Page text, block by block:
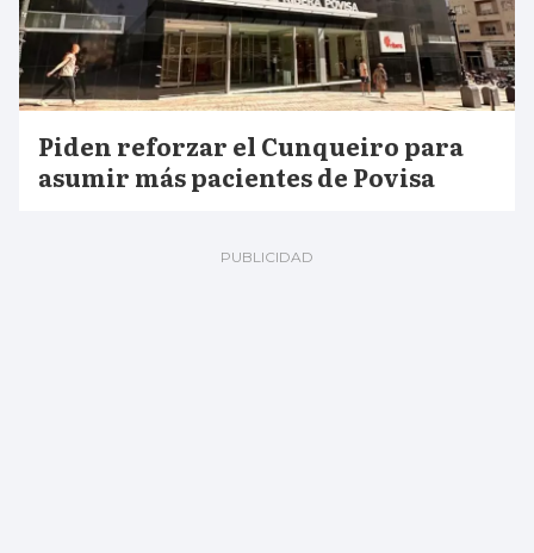
Piden reforzar el Cunqueiro para
asumir más pacientes de Povisa